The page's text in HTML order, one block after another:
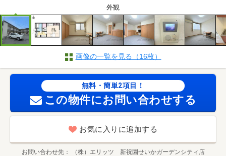
外観
画像の一覧を見る（16枚）
無料・簡単2項目！
この物件にお問い合わせする
お気に入りに追加する
お問い合わせ先 （株）エリッツ 新祝園せいかガーデンシティ店